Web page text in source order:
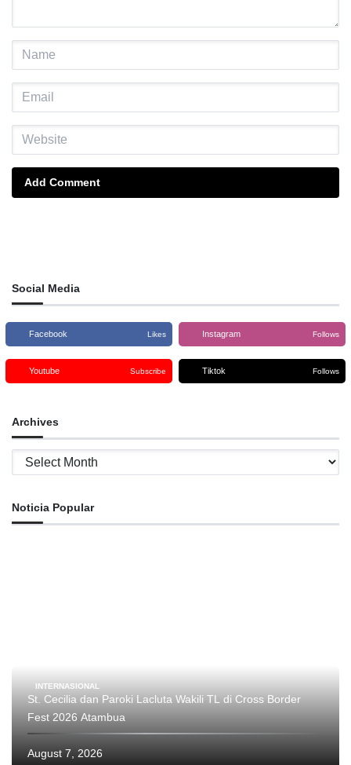
Add Comment
Social Media
Facebook Likes Instagram Follows
Youtube Subscribe Tiktok Follows
Archives
Archives
Noticia Popular
INTERNASIONAL
St. Cecilia dan Paroki Lacluta Wakili TL di Cross Border
August 7, 2026